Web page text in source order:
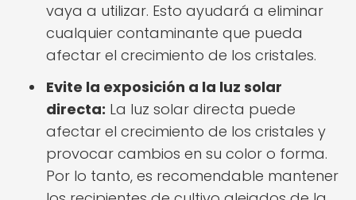
vaya a utilizar. Esto ayudará a eliminar
cualquier contaminante que pueda
afectar el crecimiento de los cristales.
Evite la exposición a la luz solar
directa: La luz solar directa puede
afectar el crecimiento de los cristales y
provocar cambios en su color o forma.
Por lo tanto, es recomendable mantener